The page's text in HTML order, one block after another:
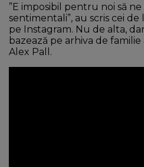
”E imposibil pentru noi să
sentimentali”, au scris cei de
pe Instagram. Nu de alta,
bazează pe arhiva de
Alex Pall.